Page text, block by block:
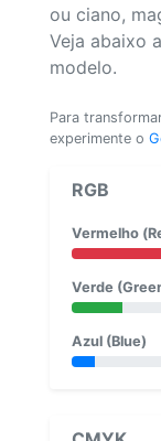
ou ciano,
Veja abaixo
modelo.
Para
experimente o
RGB
Vermelho
Verde
Azul (Blue)